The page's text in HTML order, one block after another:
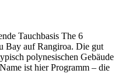
Tauchbasis The 6
Bay auf Rangiroa. Die gut
polynesischen Gebäude
ist hier Programm – die